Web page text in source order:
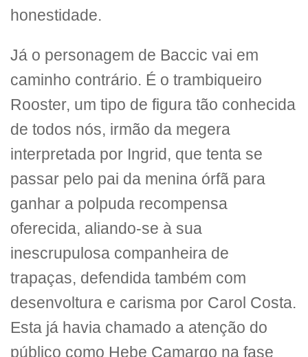
honestidade.
Já o personagem de Baccic vai em
caminho contrário. É o trambiqueiro
Rooster, um tipo de figura tão conhecida
de todos nós, irmão da megera
interpretada por Ingrid, que tenta se
passar pelo pai da menina órfã para
ganhar a polpuda recompensa
oferecida, aliando-se à sua
inescrupulosa companheira de
trapaças, defendida também com
desenvoltura e carisma por Carol Costa.
Esta já havia chamado a atenção do
público como Hebe Camargo na fase